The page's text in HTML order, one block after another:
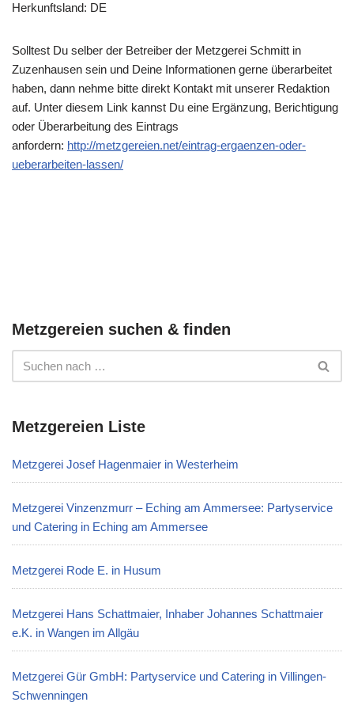
Herkunftsland: DE
Solltest Du selber der Betreiber der Metzgerei Schmitt in
Zuzenhausen sein und Deine Informationen gerne überarbeitet
haben, dann nehme bitte direkt Kontakt mit unserer Redaktion
auf. Unter diesem Link kannst Du eine Ergänzung, Berichtigung
oder Überarbeitung des Eintrags
anfordern: http://metzgereien.net/eintrag-ergaenzen-oder-
ueberarbeiten-lassen/
Metzgereien suchen & finden
Metzgereien Liste
Metzgerei Josef Hagenmaier in Westerheim
Metzgerei Vinzenzmurr – Eching am Ammersee: Partyservice
und Catering in Eching am Ammersee
Metzgerei Rode E. in Husum
Metzgerei Hans Schattmaier, Inhaber Johannes Schattmaier
e.K. in Wangen im Allgäu
Metzgerei Gür GmbH: Partyservice und Catering in Villingen-
Schwenningen